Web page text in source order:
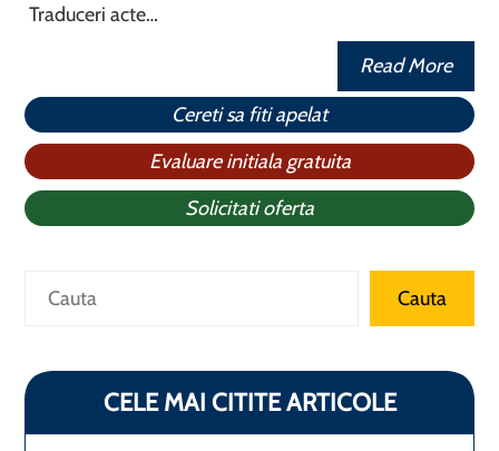
Traduceri acte…
Read More
Cereti sa fiti apelat
Evaluare initiala gratuita
Solicitati oferta
Search Cauta
CELE MAI CITITE ARTICOLE